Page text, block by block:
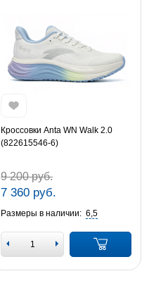
Кроссовки Anta WN Walk 2.0
(822615546-6)
9 200 руб.
7 360 руб.
Размеры в наличии: 6,5